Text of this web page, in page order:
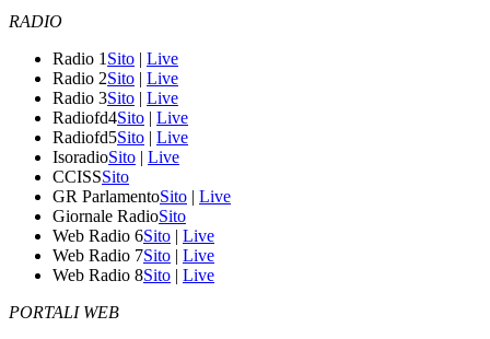
RADIO
Radio 1 Sito | Live
Radio 2Sito | Live
Radio 3Sito | Live
Radiofd4Sito | Live
Radiofd5Sito | Live
IsoradioSito | Live
CCISSSito
GR ParlamentoSito | Live
Giornale RadioSito
Web Radio 6Sito | Live
Web Radio 7Sito | Live
Web Radio 8Sito | Live
PORTALI WEB